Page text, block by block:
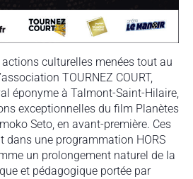
actions culturelles menées tout au
TOURNEZ COURT,
éponyme à Talmont-Saint-Hilaire,
exceptionnelles du film Planètes
Seto, en avant-première. Ces
dans une programmation HORS
un prolongement naturel de la
et pédagogique portée par